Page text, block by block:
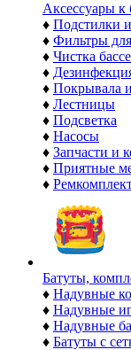
Аксессуары к
♦ Подстилки
♦ Фильтры
♦ Чистка
♦
♦ Покрывала
♦ Лестницы
♦ Подсветка
♦ Насосы
♦ Запчасти и
♦ Приятные
♦
Батуты,
♦ Надувные
♦ Надувные
♦ Надувные
♦ Батуты с